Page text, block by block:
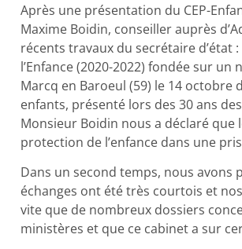
Après une présentation du CEP-
Maxime Boidin, conseiller auprès
récents travaux du secrétaire d’état
l’Enfance (2020-2022) fondée sur
Marcq en Baroeul (59) le 14
enfants, présenté lors des 30 ans
Monsieur Boidin nous a déclaré que
protection de l’enfance dans une
Dans un second temps, nous avons
échanges ont été très courtois et
vite que de nombreux dossiers
ministères et que ce cabinet a sur